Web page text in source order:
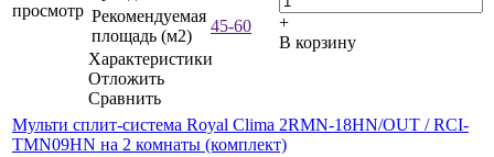
просмотр Рекомендуемая
площадь (м2)
45-60
Характеристики
Отложить
Сравнить
+
В корзину
Мульти сплит-система Royal Clima 2RMN-18HN/OUT / RCI-
TMN09HN на 2 комнаты (комплект)